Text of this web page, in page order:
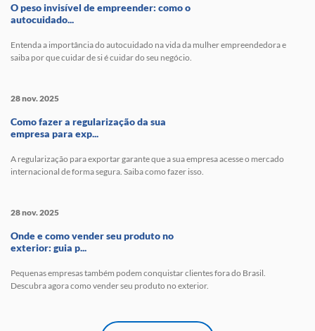
O peso invisível de empreender: como o
autocuidado...
Entenda a importância do autocuidado na vida da mulher empreendedora e
saiba por que cuidar de si é cuidar do seu negócio.
28 nov. 2025
Como fazer a regularização da sua
empresa para exp...
A regularização para exportar garante que a sua empresa acesse o mercado
internacional de forma segura. Saiba como fazer isso.
28 nov. 2025
Onde e como vender seu produto no
exterior: guia p...
Pequenas empresas também podem conquistar clientes fora do Brasil.
Descubra agora como vender seu produto no exterior.